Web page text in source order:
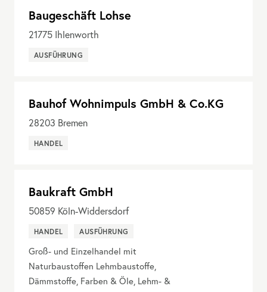
Baugeschäft Lohse
21775 Ihlenworth
AUSFÜHRUNG
Bauhof Wohnimpuls GmbH & Co.KG
28203 Bremen
HANDEL
Baukraft GmbH
50859 Köln-Widdersdorf
HANDEL AUSFÜHRUNG
Groß- und Einzelhandel mit
Naturbaustoffen Lehmbaustoffe,
Dämmstoffe, Farben & Öle, Lehm- &